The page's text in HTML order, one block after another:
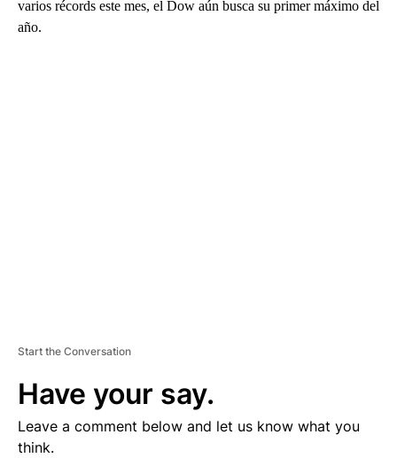
varios récords este mes, el Dow aún busca su primer máximo del
año.
Start the Conversation
Have your say.
Leave a comment below and let us know what you
think.